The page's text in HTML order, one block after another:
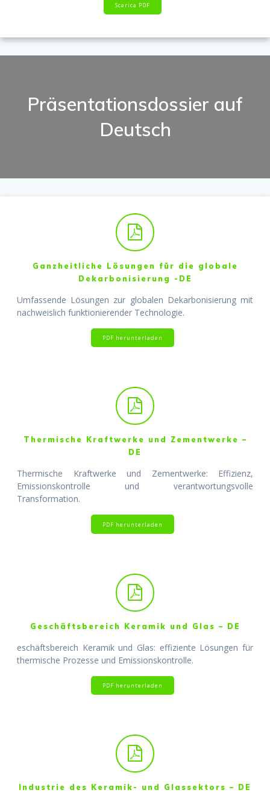
Scarica PDF
Präsentationsdossier auf
Deutsch
Ganzheitliche Lösungen für die globale
Dekarbonisierung -DE
Umfassende Lösungen zur globalen Dekarbonisierung mit
nachweislich funktionierender Technologie.
PDF herunterladen
Thermische Kraftwerke und Zementwerke –
DE
Thermische Kraftwerke und Zementwerke: Effizienz,
Emissionskontrolle und verantwortungsvolle
Transformation.
PDF herunterladen
Geschäftsbereich Keramik und Glas – DE
eschäftsbereich Keramik und Glas: effiziente Lösungen für
thermische Prozesse und Emissionskontrolle.
PDF herunterladen
Industrie des Keramik- und Glas­sektors – DE